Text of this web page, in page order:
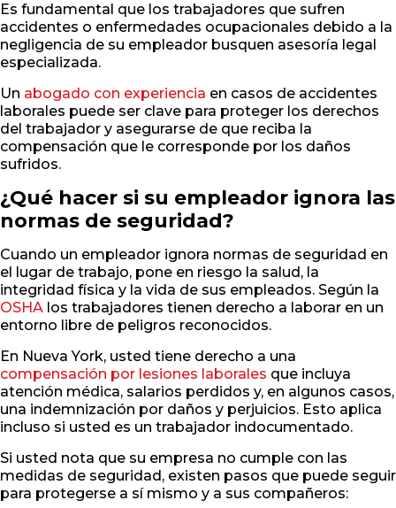
Es fundamental que los trabajadores que sufren
accidentes o enfermedades ocupacionales debido a la
negligencia de su empleador busquen asesoría legal
especializada.
Un abogado con experiencia en casos de accidentes
laborales puede ser clave para proteger los derechos
del trabajador y asegurarse de que reciba la
compensación que le corresponde por los daños
sufridos.
¿Qué hacer si su empleador ignora las
normas de seguridad?
Cuando un empleador ignora normas de seguridad en
el lugar de trabajo, pone en riesgo la salud, la
integridad física y la vida de sus empleados. Según la
OSHA los trabajadores tienen derecho a laborar en un
entorno libre de peligros reconocidos.
En Nueva York, usted tiene derecho a una
compensación por lesiones laborales que incluya
atención médica, salarios perdidos y, en algunos casos,
una indemnización por daños y perjuicios. Esto aplica
incluso si usted es un trabajador indocumentado.
Si usted nota que su empresa no cumple con las
medidas de seguridad, existen pasos que puede seguir
para protegerse a sí mismo y a sus compañeros: